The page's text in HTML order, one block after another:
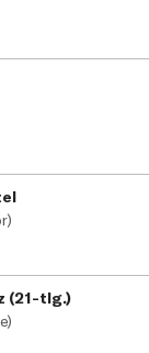
(21-tlg.)